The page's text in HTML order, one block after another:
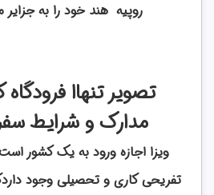
روپیه هند خود را به جزایر
تصویر تنهاا
مدارک و شرایط
ویزا اجازه ورود به یک کشور
تفریحی کاری و تحصیلی وجود